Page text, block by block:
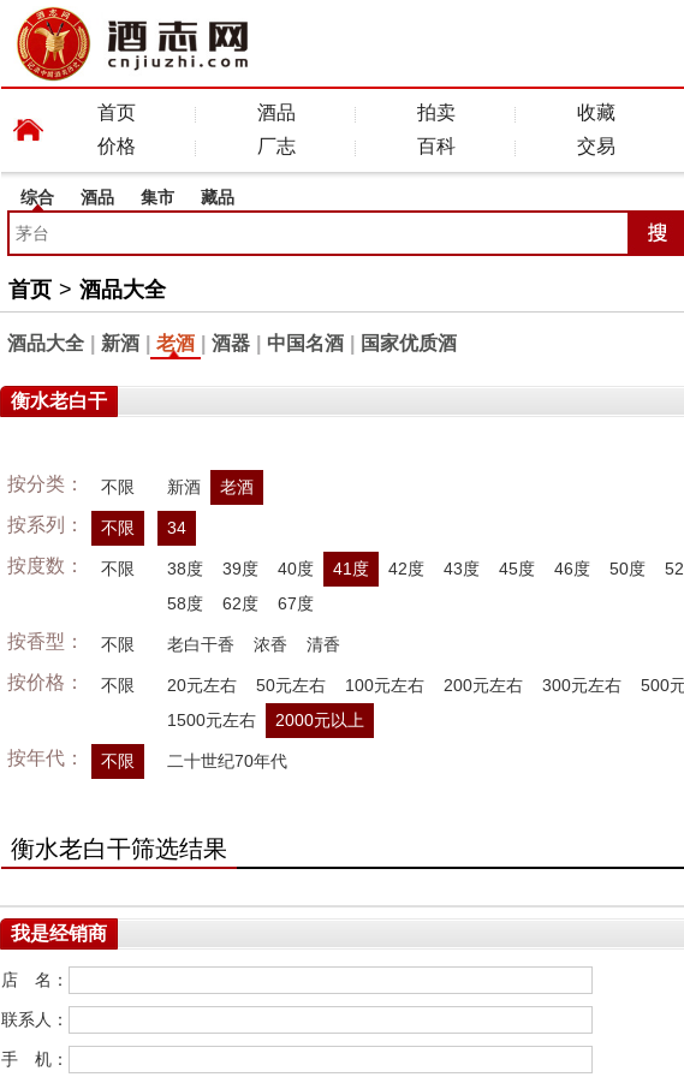
首页 酒品 拍卖 收藏
价格
厂志 百科 交易
综合 酒品 集市 藏品
首页 > 酒品大全
酒品大全 新酒 老酒 酒器 中国名酒 国家优质酒
衡水老白干
按分类： 不限 新酒 老酒
按系列： 不限 34
按度数： 不限 38度 39度 40度 41度 42度 43度 45度 46度 50度
58度
62度 67度
按香型： 不限 老白干香 浓香 清香
按价格： 不限 20元左右 50元左右 100元左右 200元左右 300元左右 500
1500元左右
2000元以上
按年代： 不限 二十世纪70年代
衡水老白干筛选结果
我是经销商
店 名：
联系人：
手 机：